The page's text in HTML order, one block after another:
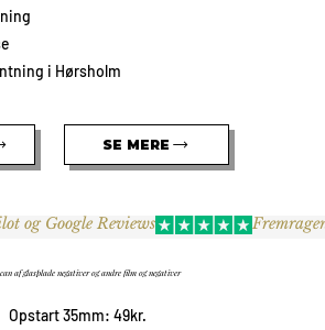
i Hørsholm
SE MERE
og Google Reviews
af glasplade negativer og andre film og negativer
Opstart 35mm: 49kr.